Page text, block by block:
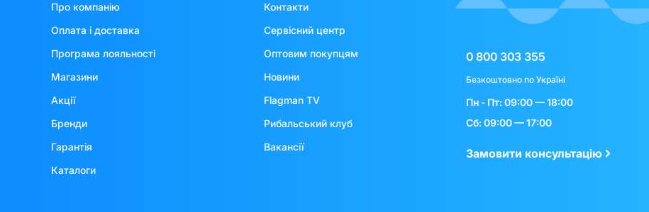
Про компанію
Оплата і доставка
Програма лояльності
Магазини
Акції
Бренди
Гарантія
Каталоги
Контакти
Сервісний центр
Оптовим покупцям
Новини
Flagman TV
Рибальський клуб
Вакансії
0 800 303 355
Безкоштовно по Україні
Пн - Пт: 09:00 — 18:00
Сб: 09:00 — 17:00
Замовити консультацію